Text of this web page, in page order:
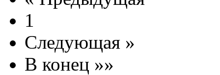
1
Следующая »
В конец »»